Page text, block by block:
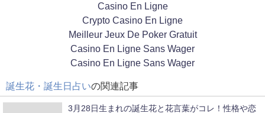
Casino En Ligne
Crypto Casino En Ligne
Meilleur Jeux De Poker Gratuit
Casino En Ligne Sans Wager
Casino En Ligne Sans Wager
誕生花・誕生日占いの関連記事
3月28日生まれの誕生花と花言葉がコレ！性格や恋